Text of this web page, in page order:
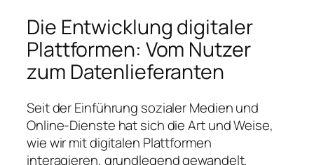
Die Entwicklung digitaler
Plattformen: Vom Nutzer
zum Datenlieferanten
Seit der Einführung sozialer Medien und
Online-Dienste hat sich die Art und Weise,
wie wir mit digitalen Plattformen
interagieren, grundlegend gewandelt.